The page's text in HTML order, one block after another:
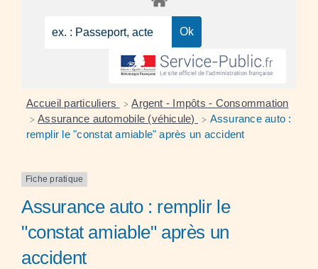
Accueil particuliers > Argent - Impôts - Consommation
> Assurance automobile (véhicule) > Assurance auto :
remplir le "constat amiable" après un accident
Fiche pratique
Assurance auto : remplir le
"constat amiable" après un
accident